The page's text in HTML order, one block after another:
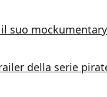
suo
della serie